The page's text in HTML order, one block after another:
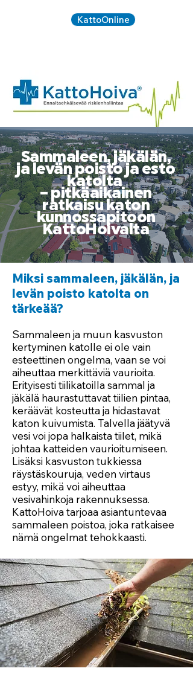
KattoOnline
Sammaleen, jäkälän,
ja levän poisto ja esto
katolta
– pitkäaikainen
ratkaisu katon
kunnossapitoon
KattoHoivalta
Miksi sammaleen, jäkälän, ja
levän poisto katolta on
tärkeää?
Sammaleen ja muun kasvuston
kertyminen katolle ei ole vain
esteettinen ongelma, vaan se voi
aiheuttaa merkittäviä vaurioita.
Erityisesti tiilikatoilla sammal ja
jäkälä haurastuttavat tiilien pintaa,
keräävät kosteutta ja hidastavat
katon kuivumista. Talvella jäätyvä
vesi voi jopa halkaista tiilet, mikä
johtaa katteiden vaurioitumiseen.
Lisäksi kasvuston tukkiessa
räystäskouruja, veden virtaus
estyy, mikä voi aiheuttaa
vesivahinkoja rakennuksessa.
KattoHoiva tarjoaa asiantuntevaa
sammaleen poistoa, joka ratkaisee
nämä ongelmat tehokkaasti.